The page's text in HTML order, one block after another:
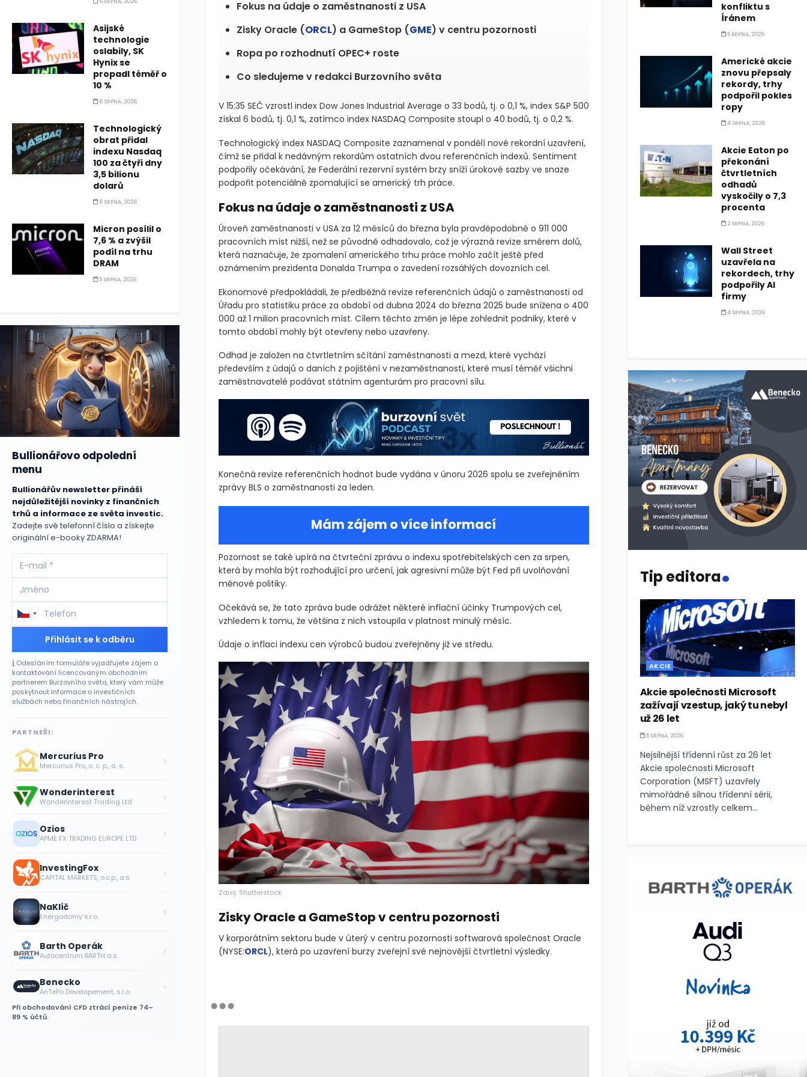
Fokus na údaje o zaměstnanosti z USA
Zisky Oracle (ORCL) a GameStop (GME) v centru pozornosti
Ropa po rozhodnutí OPEC+ roste
Co sledujeme v redakci Burzovního světa
V 15:35 SEČ vzrostl index Dow Jones Industrial Average o 33 bodů, tj. o 0,1 %, index S&P 500
získal 6 bodů, tj. 0,1 %, zatímco index NASDAQ Composite stoupl o 40 bodů, tj. o 0,2 %.
Technologický index NASDAQ Composite zaznamenal v pondělí nové rekordní uzavření,
čímž se přidal k nedávným rekordům ostatních dvou referenčních indexů. Sentiment
podpořily očekávání, že Federální rezervní systém brzy sníží úrokové sazby ve snaze
podpořit potenciálně zpomalující se americký trh práce.
Fokus na údaje o zaměstnanosti z USA
Úroveň zaměstnanosti v USA za 12 měsíců do března byla pravděpodobně o 911 000
pracovních míst nižší, než se původně odhadovalo, což je výrazná revize směrem dolů,
která naznačuje, že zpomalení amerického trhu práce mohlo začít ještě před
oznámením prezidenta Donalda Trumpa o zavedení rozsáhlých dovozních cel.
Ekonomové předpokládali, že předběžná revize referenčních údajů o zaměstnanosti od
Úřadu pro statistiku práce za období od dubna 2024 do března 2025 bude snížena o 400
000 až 1 milion pracovních míst. Cílem těchto změn je lépe zohlednit podniky, které v
tomto období mohly být otevřeny nebo uzavřeny.
Odhad je založen na čtvrtletním sčítání zaměstnanosti a mezd, které vychází
především z údajů o daních z pojištění v nezaměstnanosti, které musí téměř všichni
zaměstnavatelé podávat státním agenturám pro pracovní sílu.
Konečná revize referenčních hodnot bude vydána v únoru 2026 spolu se zveřejněním
zprávy BLS o zaměstnanosti za leden.
Mám zájem o více informací
Pozornost se také upírá na čtvrteční zprávu o indexu spotřebitelských cen za srpen,
která by mohla být rozhodující pro určení, jak agresivní může být Fed při uvolňování
měnové politiky.
Očekává se, že tato zpráva bude odrážet některé inflační účinky Trumpových cel,
vzhledem k tomu, že většina z nich vstoupila v platnost minulý měsíc.
Údaje o inflaci indexu cen výrobců budou zveřejněny již ve středu.
Zdroj: Shutterstock
Zisky Oracle a GameStop v centru pozornosti
V korporátním sektoru bude v úterý v centru pozornosti softwarová společnost Oracle
(NYSE:ORCL), která po uzavření burzy zveřejní své nejnovější čtvrtletní výsledky.
Asijské
technologie
oslabily, SK
Hynix se
propadl téměř o
10 %
6 SRPNA, 2026
Technologický
obrat přidal
indexu Nasdaq
100 za čtyři dny
3,5 bilionu
dolarů
6 SRPNA, 2026
Micron posílil o
7,6 % a zvýšil
podíl na trhu
DRAM
5 SRPNA, 2026
Bullionářovo odpolední
menu
Bullionářův newsletter přináší
nejdůležitější novinky z finančních
trhů a informace ze světa investic.
Zadejte své telefonní číslo a získejte
originální e-booky ZDARMA!
Přihlásit se k odběru
Odesláním formuláře vyjadřujete zájem o
kontaktování licencovaným obchodním
partnerem Burzovního světa, který vám může
poskytnout informace o investičních
službách nebo finančních nástrojích.
PARTNEŘI:
Mercurius Pro
Mercurius Pro, o. c. p., a. s. ›
Wonderinterest
Wonderinterest Trading Ltd ›
Ozios
APME FX TRADING EUROPE LTD ›
InvestingFox
CAPITAL MARKETS, o.c.p., a.s. ›
NaKlíč
Energodomy s.r.o. ›
Barth Operák
Autocentrum BARTH a.s. ›
Benecko
AnTePo Developement, s.r.o. ›
Při obchodování CFD ztrácí peníze 74–
89 % účtů.
konfliktu s
Íránem
5 SRPNA, 2026
Americké akcie
znovu přepsaly
rekordy, trhy
podpořil pokles
ropy
4 SRPNA, 2026
Akcie Eaton po
překonání
čtvrtletních
odhadů
vyskočily o 7,3
procenta
2 SRPNA, 2026
Wall Street
uzavřela na
rekordech, trhy
podpořily AI
firmy
4 SRPNA, 2026
Tip editora.
AKCIE
Akcie společnosti Microsoft
zažívají vzestup, jaký tu nebyl
už 26 let
5 SRPNA, 2026
Nejsilnější třídenní růst za 26 let
Akcie společnosti Microsoft
Corporation (MSFT) uzavřely
mimořádně silnou třídenní sérii,
během níž vzrostly celkem...